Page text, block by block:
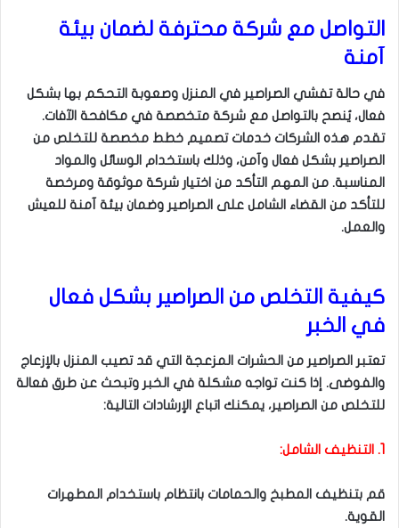
التواصل مع شركة محترفة لضمان بيئة
آمنة
في حالة تفشي الصراصير في المنزل وصعوبة التحكم بها بشكل
فعال، يُنصح بالتواصل مع شركة متخصصة في مكافحة الآفات.
تقدم هذه الشركات خدمات تصميم خطط مخصصة للتخلص من
الصراصير بشكل فعال وآمن، وذلك باستخدام الوسائل والمواد
المناسبة. من المهم التأكد من اختيار شركة موثوقة ومرخصة
للتأكد من القضاء الشامل على الصراصير وضمان بيئة آمنة للعيش
والعمل.
كيفية التخلص من الصراصير بشكل فعال
في الخبر
تعتبر الصراصير من الحشرات المزعجة التي قد تصيب المنزل بالإزعاج
والفوضى. إذا كنت تواجه مشكلة في الخبر وتبحث عن طرق فعالة
للتخلص من الصراصير، يمكنك اتباع الإرشادات التالية:
1. التنظيف الشامل:
قم بتنظيف المطبخ والحمامات بانتظام باستخدام المطهرات
القوية.